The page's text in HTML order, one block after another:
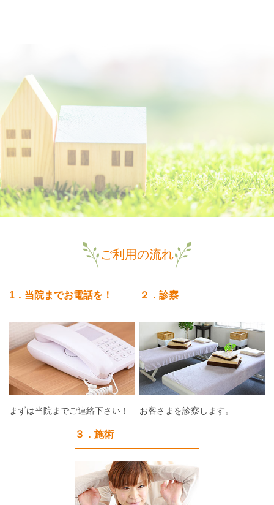
ご利用の流れ
1．当院までお電話を！
まずは当院までご連絡下さい！
２．診察
お客さまを診察します。
３．施術